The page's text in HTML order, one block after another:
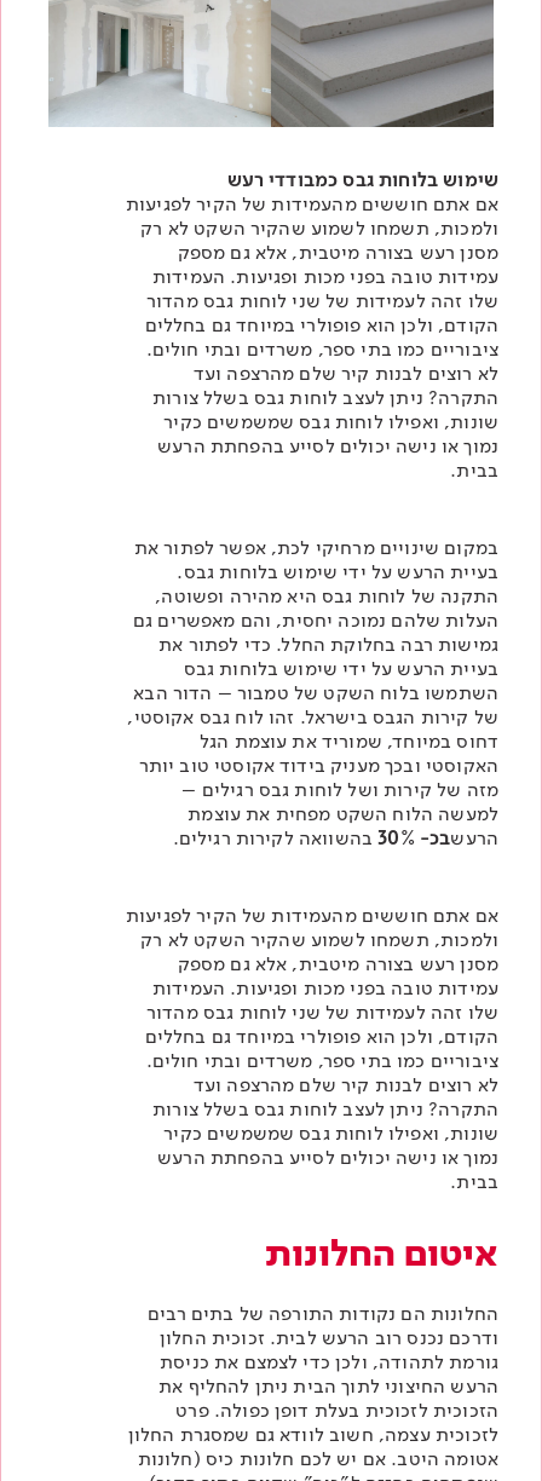
שימוש בלוחות גבס כמבודדי רעש
אם אתם חוששים מהעמידות של הקיר לפגיעות
ולמכות, תשמחו לשמוע שהקיר השקט לא רק
מסנן רעש בצורה מיטבית, אלא גם מספק
עמידות טובה בפני מכות ופגיעות. העמידות
שלו זהה לעמידות של שני לוחות גבס מהדור
הקודם, ולכן הוא פופולרי במיוחד גם בחללים
ציבוריים כמו בתי ספר, משרדים ובתי חולים.
לא רוצים לבנות קיר שלם מהרצפה ועד
התקרה? ניתן לעצב לוחות גבס בשלל צורות
שונות, ואפילו לוחות גבס שמשמשים כקיר
נמוך או נישה יכולים לסייע בהפחתת הרעש
בבית.
במקום שינויים מרחיקי לכת, אפשר לפתור את
בעיית הרעש על ידי שימוש בלוחות גבס.
התקנה של לוחות גבס היא מהירה ופשוטה,
העלות שלהם נמוכה יחסית, והם מאפשרים גם
גמישות רבה בחלוקת החלל. כדי לפתור את
בעיית הרעש על ידי שימוש בלוחות גבס
השתמשו בלוח השקט של טמבור – הדור הבא
של קירות הגבס בישראל. זהו לוח גבס אקוסטי,
דחוס במיוחד, שמוריד את עוצמת הגל
האקוסטי ובכך מעניק בידוד אקוסטי טוב יותר
מזה של קירות ושל לוחות גבס רגילים –
למעשה הלוח השקט מפחית את עוצמת
הרעשבכ- 30% בהשוואה לקירות רגילים.
אם אתם חוששים מהעמידות של הקיר לפגיעות
ולמכות, תשמחו לשמוע שהקיר השקט לא רק
מסנן רעש בצורה מיטבית, אלא גם מספק
עמידות טובה בפני מכות ופגיעות. העמידות
שלו זהה לעמידות של שני לוחות גבס מהדור
הקודם, ולכן הוא פופולרי במיוחד גם בחללים
ציבוריים כמו בתי ספר, משרדים ובתי חולים.
לא רוצים לבנות קיר שלם מהרצפה ועד
התקרה? ניתן לעצב לוחות גבס בשלל צורות
שונות, ואפילו לוחות גבס שמשמשים כקיר
נמוך או נישה יכולים לסייע בהפחתת הרעש
בבית.
איטום החלונות
החלונות הם נקודות התורפה של בתים רבים
ודרכם נכנס רוב הרעש לבית. זכוכית החלון
גורמת לתהודה, ולכן כדי לצמצם את כניסת
הרעש החיצוני לתוך הבית ניתן להחליף את
הזכוכית לזכוכית בעלת דופן כפולה. פרט
לזכוכית עצמה, חשוב לוודא גם שמסגרת החלון
אטומה היטב. אם יש לכם חלונות כיס (חלונות